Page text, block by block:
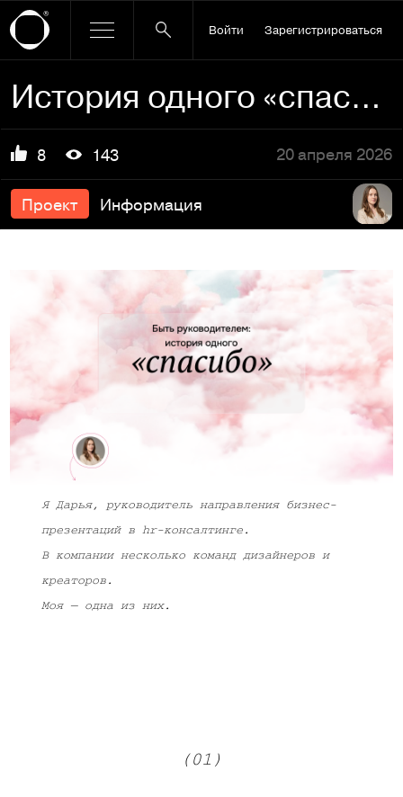
Войти Зарегистрироваться
История одного «спасибо»
8 143 20 апреля 2026
Проект Информация
Я Дарья, руководитель направления бизнес-
презентаций в hr-консалтинге.
В компании несколько команд дизайнеров и
креаторов.
Моя — одна из них.
(01)